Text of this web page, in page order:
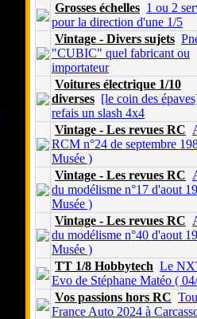
Grosses échelles 1 ou 2
pour la direction d'une 1/5
Vintage - Divers sujets
"CUBIC" quel fabricant ou
importateur
Voitures électrique 1/10
diverses [le coin des
refais un slash 4x4
Vintage - Les revues RC
RCM n°24 de septembre
Musée )
Vintage - Les revues RC
du modélisme n°17 d'aout
Musée )
Vintage - Les revues RC
du modélisme n°40 d'aout
Musée )
TT 1/8 Hobbytech Le
Evo de Stéphane Matéo (
Vos passions hors RC
France Auto 2024 à